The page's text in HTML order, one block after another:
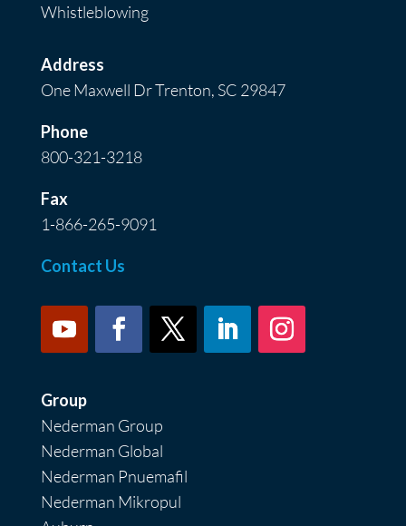
Whistleblowing
Address
One Maxwell Dr Trenton, SC 29847
Phone
800-321-3218
Fax
1-866-265-9091
Contact Us
Group
Nederman Group
Nederman Global
Nederman Pnuemafil
Nederman Mikropul